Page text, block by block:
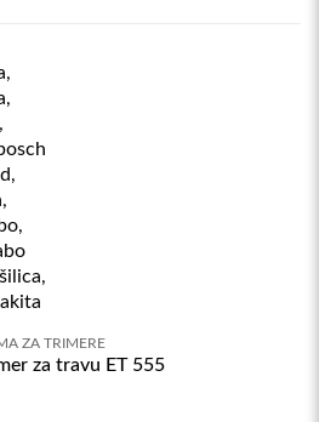
ZA TRIMERE
za travu ET 555